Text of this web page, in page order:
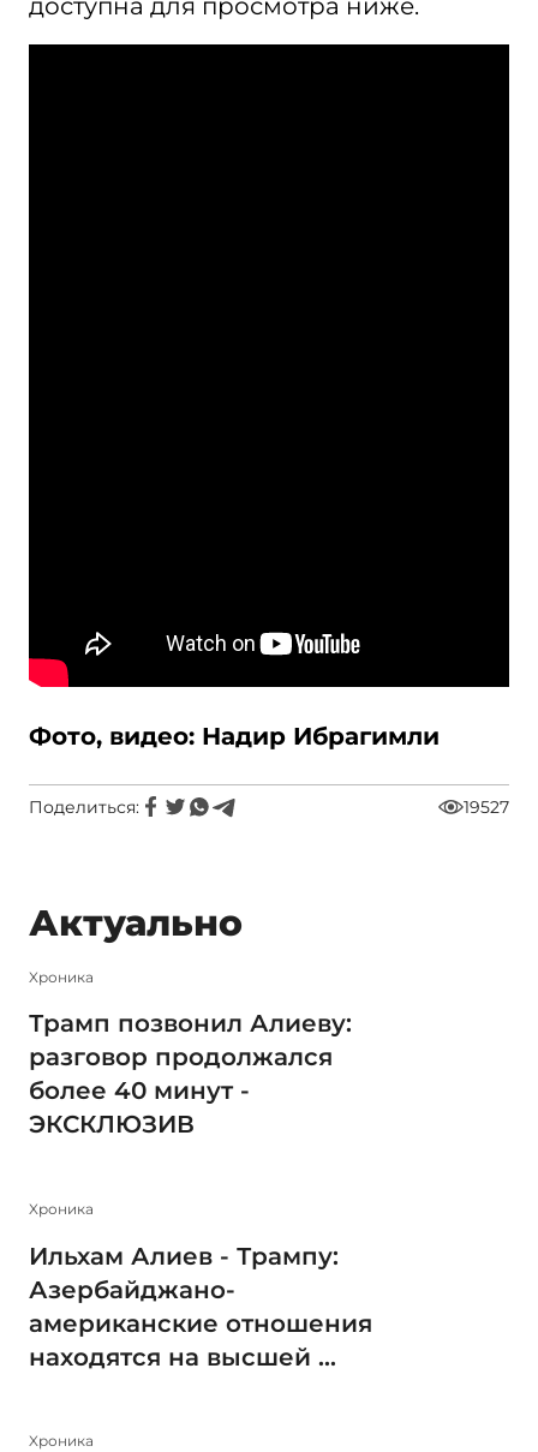
Фото, видео: Надир Ибрагимли
Поделиться: 19527
Актуально
Xроника
Трамп позвонил Алиеву:
разговор продолжался
более 40 минут -
ЭКСКЛЮЗИВ
Xроника
Ильхам Алиев - Трампу:
Азербайджано-
американские отношения
находятся на высшей ...
Xроника